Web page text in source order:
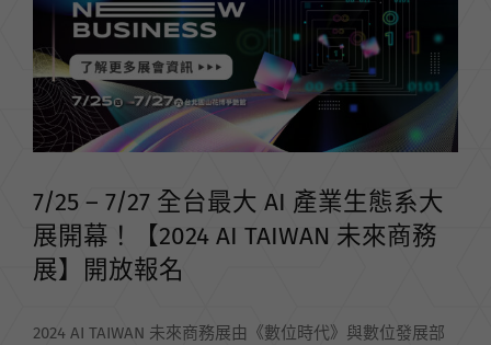
7/25 – 7/27 全台最大 AI 產業生態系大
展開幕！【2024 AI TAIWAN 未來商務
展】開放報名
2024 AI TAIWAN 未來商務展由《數位時代》與數位發展部